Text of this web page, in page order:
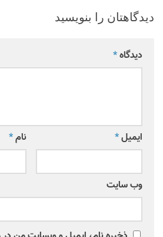
دیدگاهتان را بنویسید
دیدگاه*
نام* ایمیل*
وب‌ سایت